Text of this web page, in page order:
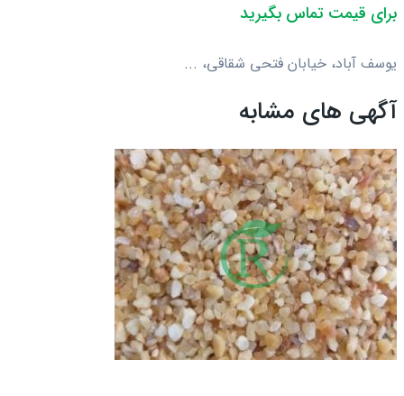
برای قیمت تماس بگیرید
یوسف آباد، خیابان فتحی شقاقی، ...
آگهی های مشابه